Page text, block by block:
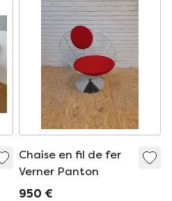
Chaise en fil de fer
Verner Panton
950 €